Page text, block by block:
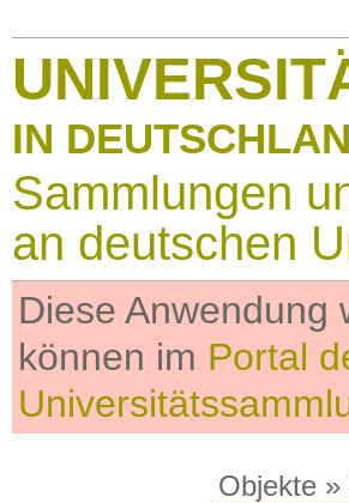
IN
Sammlungen
an deutschen
Diese Anwendung
können im Portal
Objekte »